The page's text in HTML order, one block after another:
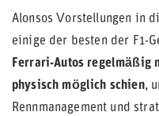
Alonsos Vorstellungen in
einige der besten der F1-
Ferrari-Autos regelmäßig
physisch möglich schien,
Rennmanagement und